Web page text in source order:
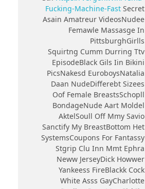
Fucking-Machine-Fast Secret
Asain Amatreur VideosNudee
Femawle Massasge In
PittsburghGirlls
Squirtng Cumm Durring Ttv
EpisodeBlack Gils Iin Bikini
PicsNakesd EuroboysNatalia
Daan NudeDifferebt Sizees
Oof Female BreastsSchopll
BondageNude Aart Moldel
AktelSoull Off Mmy Savio
Sanctify My BreastBottom Het
SystemsCoupons For Fantassy
Stgrip Clu Inn Mmt Ephra
Neww JerseyDick Howwer
Yankeess FireBlackk Cock
White Asss GayCharlotte